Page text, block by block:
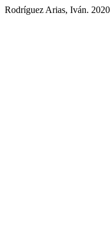
Rodríguez Arias, Iván.